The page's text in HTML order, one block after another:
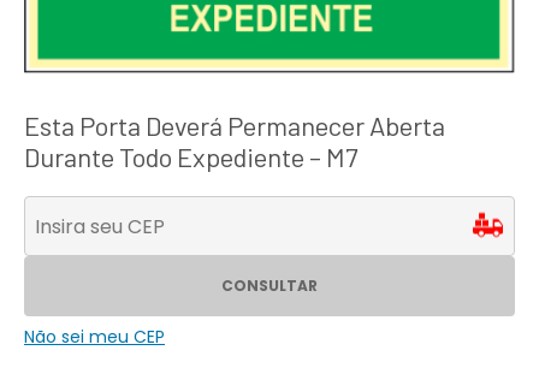
Esta Porta Deverá Permanecer Aberta
Durante Todo Expediente – M7
CONSULTAR
Não sei meu CEP